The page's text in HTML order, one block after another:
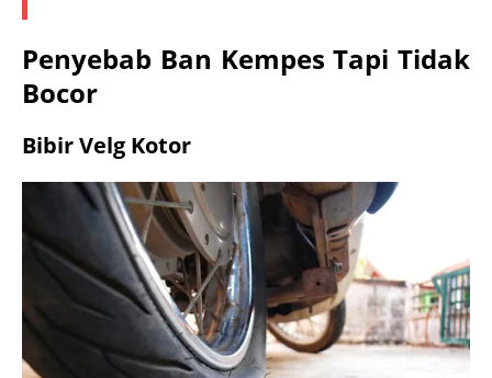
Penyebab Ban Kempes Tapi Tidak
Bocor
Bibir Velg Kotor